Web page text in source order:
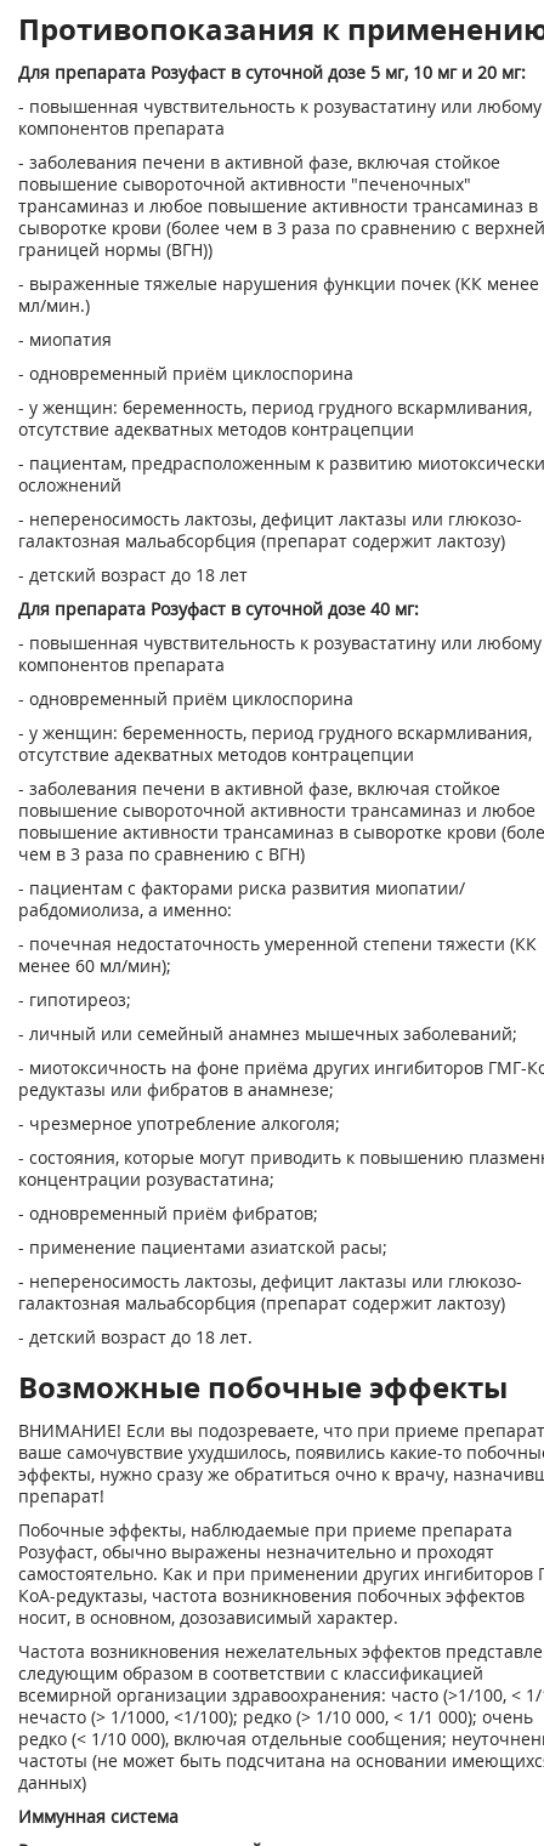
Противопоказания к
Для препарата Розуфаст в суточной дозе 5 мг, 10 мг и 20 мг:
- повышенная чувствительность к розувастатину или
компонентов препарата
- заболевания печени в активной фазе, включая стойкое
повышение сывороточной активности "печеночных"
трансаминаз и любое повышение активности трансаминаз в
сыворотке крови (более чем в 3 раза по сравнению с верхней
границей нормы (ВГН))
- выраженные тяжелые нарушения функции почек (КК менее
мл/мин.)
- миопатия
- одновременный приём циклоспорина
- у женщин: беременность, период грудного вскармливания,
отсутствие адекватных методов контрацепции
- пациентам, предрасположенным к развитию
осложнений
- непереносимость лактозы, дефицит лактазы или глюкозо-
галактозная мальабсорбция (препарат содержит лактозу)
- детский возраст до 18 лет
Для препарата Розуфаст в суточной дозе 40 мг:
- повышенная чувствительность к розувастатину или
компонентов препарата
- одновременный приём циклоспорина
- у женщин: беременность, период грудного вскармливания,
отсутствие адекватных методов контрацепции
- заболевания печени в активной фазе, включая стойкое
повышение сывороточной активности трансаминаз и любое
повышение активности трансаминаз в сыворотке крови
чем в 3 раза по сравнению с ВГН)
- пациентам с факторами риска развития миопатии/
рабдомиолиза, а именно:
- почечная недостаточность умеренной степени тяжести (КК
менее 60 мл/мин);
- гипотиреоз;
- личный или семейный анамнез мышечных заболеваний;
- миотоксичность на фоне приёма других ингибиторов ГМГ-
редуктазы или фибратов в анамнезе;
- чрезмерное употребление алкоголя;
- состояния, которые могут приводить к повышению
концентрации розувастатина;
- одновременный приём фибратов;
- применение пациентами азиатской расы;
- непереносимость лактозы, дефицит лактазы или глюкозо-
галактозная мальабсорбция (препарат содержит лактозу)
- детский возраст до 18 лет.
Возможные побочные эффекты
ВНИМАНИЕ! Если вы подозреваете, что при приеме
ваше самочувствие ухудшилось, появились какие-то
эффекты, нужно сразу же обратиться очно к врачу,
препарат!
Побочные эффекты, наблюдаемые при приеме препарата
Розуфаст, обычно выражены незначительно и проходят
самостоятельно. Как и при применении других ингибиторов
КоА-редуктазы, частота возникновения побочных эффектов
носит, в основном, дозозависимый характер.
Частота возникновения нежелательных эффектов
следующим образом в соответствии с классификацией
всемирной организации здравоохранения: часто (>1/100, <
нечасто (> 1/1000, <1/100); редко (> 1/10 000, < 1/1 000); очень
редко (< 1/10 000), включая отдельные сообщения;
частоты (не может быть подсчитана на основании
данных)
Иммунная система